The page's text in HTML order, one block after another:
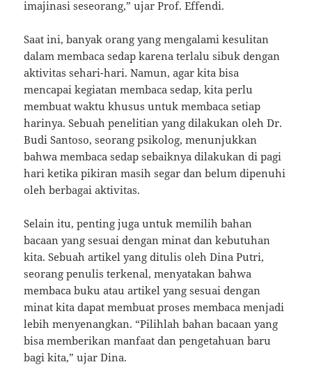
imajinasi seseorang,” ujar Prof. Effendi.
Saat ini, banyak orang yang mengalami kesulitan
dalam membaca sedap karena terlalu sibuk dengan
aktivitas sehari-hari. Namun, agar kita bisa
mencapai kegiatan membaca sedap, kita perlu
membuat waktu khusus untuk membaca setiap
harinya. Sebuah penelitian yang dilakukan oleh Dr.
Budi Santoso, seorang psikolog, menunjukkan
bahwa membaca sedap sebaiknya dilakukan di pagi
hari ketika pikiran masih segar dan belum dipenuhi
oleh berbagai aktivitas.
Selain itu, penting juga untuk memilih bahan
bacaan yang sesuai dengan minat dan kebutuhan
kita. Sebuah artikel yang ditulis oleh Dina Putri,
seorang penulis terkenal, menyatakan bahwa
membaca buku atau artikel yang sesuai dengan
minat kita dapat membuat proses membaca menjadi
lebih menyenangkan. “Pilihlah bahan bacaan yang
bisa memberikan manfaat dan pengetahuan baru
bagi kita,” ujar Dina.